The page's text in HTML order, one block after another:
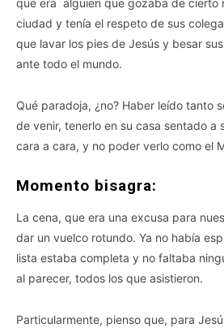
que era alguien que gozaba de cierto
ciudad y tenía el respeto de sus
que lavar los pies de Jesús y besar
ante todo el mundo.
Qué paradoja, ¿no? Haber leído tanto
de venir, tenerlo en su casa sentado a
cara a cara, y no poder verlo como el
Momento bisagra:
La cena, que era una excusa para
dar un vuelco rotundo. Ya no había
lista estaba completa y no faltaba
al parecer, todos los que asistieron.
Particularmente, pienso que, para